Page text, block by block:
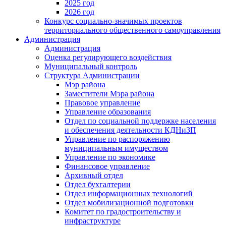
2025 год
2026 год
Конкурс социально-значимых проектов
территориального общественного самоуправления
Администрация
Администрация
Оценка регулирующего воздействия
Муниципальный контроль
Структура Администрации
Мэр района
Заместители Мэра района
Правовое управление
Управление образования
Отдел по социальной поддержке населения
и обеспечения деятельности КДНиЗП
Управление по распоряжению
муниципальным имуществом
Управление по экономике
Финансовое управление
Архивный отдел
Отдел бухгалтерии
Отдел информационных технологий
Отдел мобилизационной подготовки
Комитет по градостроительству и
инфраструктуре